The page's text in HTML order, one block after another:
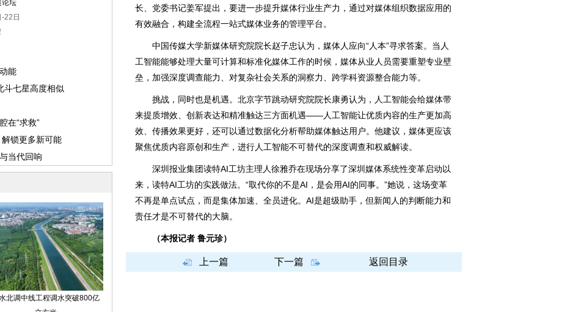
长、党委书记姜军提出，要进一步提升媒体行业生产力，通过对媒体组织数据应用的
有效融合，构建全流程一站式媒体业务的管理平台。
中国传媒大学新媒体研究院院长赵子忠认为，媒体人应向“人本”寻求答案。当人
工智能能够处理大量可计算和标准化媒体工作的时候，媒体从业人员需要重塑专业壁
垒，加强深度调查能力、对复杂社会关系的洞察力、跨学科资源整合能力等。
挑战，同时也是机遇。北京字节跳动研究院院长康勇认为，人工智能会给媒体带
来提质增效、创新表达和精准触达三方面机遇——人工智能让优质内容的生产更加高
效、传播效果更好，还可以通过数据化分析帮助媒体触达用户。他建议，媒体更应该
聚焦优质内容原创和生产，进行人工智能不可替代的深度调查和权威解读。
深圳报业集团读特AI工坊主理人徐雅乔在现场分享了深圳媒体系统性变革启动以
来，读特AI工坊的实践做法。“取代你的不是AI，是会用AI的同事。”她说，这场变革
不再是单点试点，而是集体加速、全员进化。AI是超级助手，但新闻人的判断能力和
责任才是不可替代的大脑。
（本报记者 鲁元珍）
上一篇 下一篇 返回目录